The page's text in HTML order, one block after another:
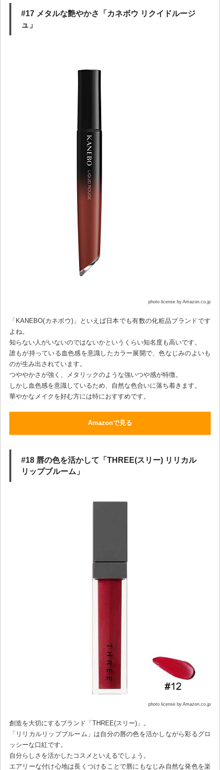
#17 メタルな艶やかさ「カネボウ リクイドルージ
ュ」
photo license by Amazon.co.jp
「KANEBO(カネボウ)」といえば日本でも有数の化粧品ブランドです
よね。
知らない人がいないのではないかというくらい知名度も高いです。
誰もが持っている血色感を意識したカラー展開で、色なじみのよいも
のが生み出されています。
つややかさが強く、メタリックのような強いつや感が特徴。
しかし血色感を意識しているため、自然な色合いに落ち着きます。
華やかなメイクを好む方には特におすすめです。
Amazonで見る
#18 唇の色を活かして「THREE(スリー) リリカル
リップブルーム」
photo license by Amazon.co.jp
創造を大切にするブランド「THREE(スリー)」。
「リリカルリップブルーム」は自分の唇の色を活かしながら彩るグロ
ッシーな口紅です。
自分らしさを活かしたコスメといえるでしょう。
エアリーな付け心地は長くつけることで唇にもなじみ自然な発色を楽